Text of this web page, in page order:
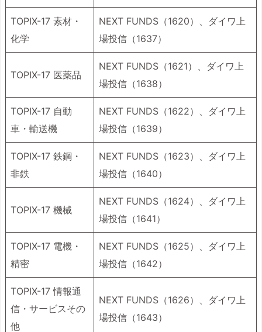
TOPIX-17 素材・
化学
NEXT FUNDS（1620）、ダイワ上
場投信（1637）
TOPIX-17 医薬品
NEXT FUNDS（1621）、ダイワ上
場投信（1638）
TOPIX-17 自動
車・輸送機
NEXT FUNDS（1622）、ダイワ上
場投信（1639）
TOPIX-17 鉄鋼・
非鉄
NEXT FUNDS（1623）、ダイワ上
場投信（1640）
TOPIX-17 機械
NEXT FUNDS（1624）、ダイワ上
場投信（1641）
TOPIX-17 電機・
精密
NEXT FUNDS（1625）、ダイワ上
場投信（1642）
TOPIX-17 情報通
信・サービスその
他
NEXT FUNDS（1626）、ダイワ上
場投信（1643）